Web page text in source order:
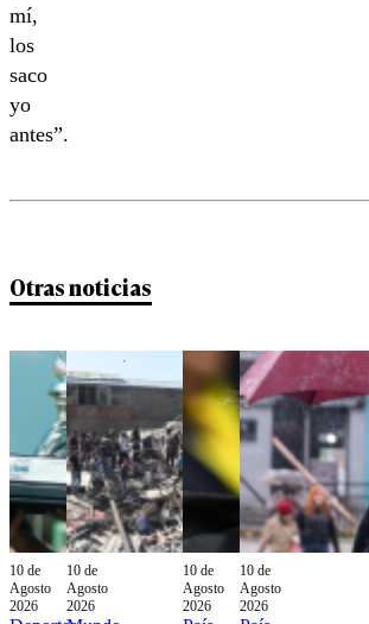
mí,
los
saco
yo
antes”.
Otras noticias
10 de
Agosto
2026
10 de
Agosto
2026
10 de
Agosto
2026
10 de
Agosto
2026